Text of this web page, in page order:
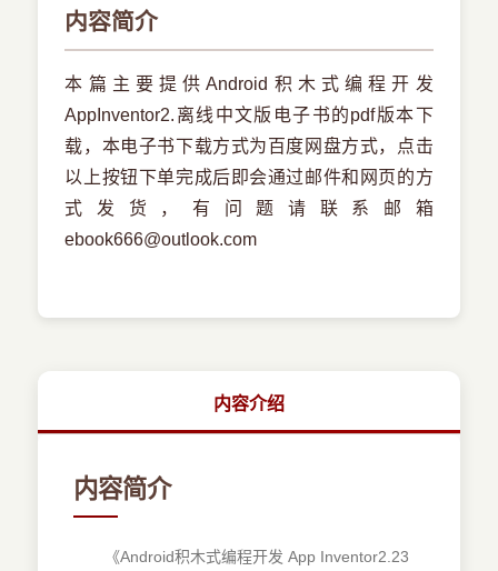
内容简介
本篇主要提供Android积木式编程开发
AppInventor2.离线中文版电子书的pdf版本下
载，本电子书下载方式为百度网盘方式，点击
以上按钮下单完成后即会通过邮件和网页的方
式发货，有问题请联系邮箱
ebook666@outlook.com
内容介绍
内容简介
《Android积木式编程开发 App Inventor2.23